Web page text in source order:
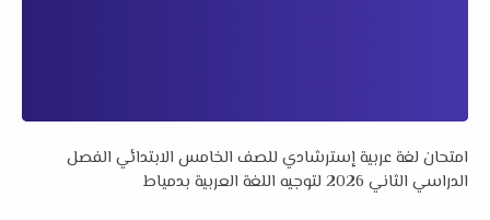
امتحان لغة عربية إسترشادي للصف الخامس الابتدائي الفصل
الدراسي الثاني 2026 لتوجيه اللغة العربية بدمياط